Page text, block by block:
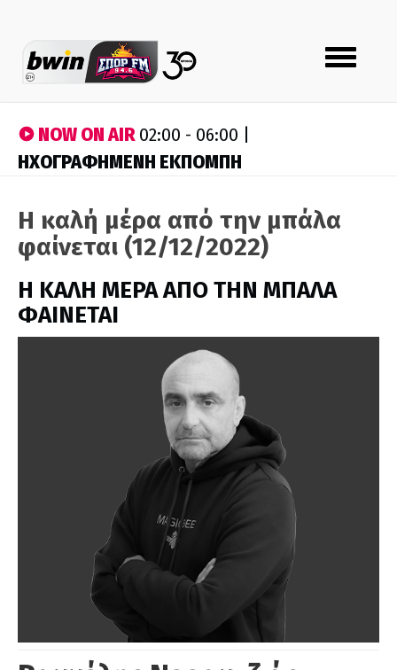
Toggle
navigation
NOW ON AIR02:00 - 06:00 |
ΗΧΟΓΡΑΦΗΜΕΝΗ ΕΚΠΟΜΠΗ
Η καλή μέρα από την μπάλα
φαίνεται (12/12/2022)
H ΚΑΛΗ ΜΕΡΑ ΑΠΟ ΤΗΝ ΜΠΑΛΑ
ΦΑΙΝΕΤΑΙ